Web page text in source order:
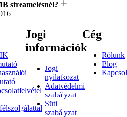
streamelésnél?
Jogi
információk
Jogi
nyilatkozat
Adatvédelmi
szabályzat
Süti
szabályzat
Cég
Rólunk
Blog